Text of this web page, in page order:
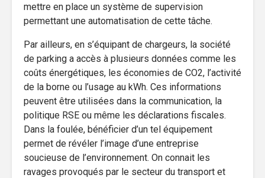
mettre en place un système de supervision
permettant une automatisation de cette tâche.
Par ailleurs, en s’équipant de chargeurs, la société
de parking a accès à plusieurs données comme les
coûts énergétiques, les économies de CO2, l’activité
de la borne ou l’usage au kWh. Ces informations
peuvent être utilisées dans la communication, la
politique RSE ou même les déclarations fiscales.
Dans la foulée, bénéficier d’un tel équipement
permet de révéler l’image d’une entreprise
soucieuse de l’environnement. On connait les
ravages provoqués par le secteur du transport et